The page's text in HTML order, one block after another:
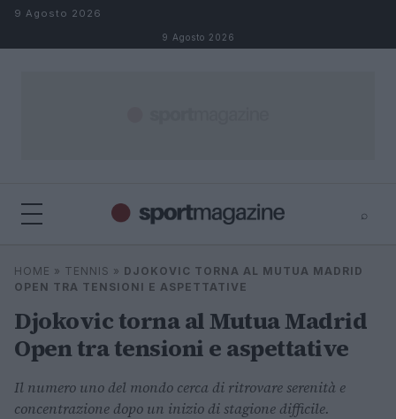
Salta al contenuto
9 Agosto 2026
9 Agosto 2026
⌕
Cerca
⌕
HOME » TENNIS » DJOKOVIC TORNA AL MUTUA MADRID
OPEN TRA TENSIONI E ASPETTATIVE
Djokovic torna al Mutua Madrid
Open tra tensioni e aspettative
Il numero uno del mondo cerca di ritrovare serenità e
concentrazione dopo un inizio di stagione difficile.